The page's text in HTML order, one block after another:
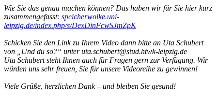
Wie Sie das genau machen können? Das haben wir für Sie hier kurz
zusammengefasst: speicherwolke.uni-
leipzig.de/index.php/s/DexDinFcwSJmZpK
Schicken Sie den Link zu Ihrem Video dann bitte an Uta Schubert
von „Und du so?“ unter uta.schubert@stud.htwk-leipzig.de
Uta Schubert steht Ihnen auch für Fragen gern zur Verfügung. Wir
würden uns sehr freuen, Sie für unsere Videoreihe zu gewinnen!
Viele Grüße, herzlichen Dank – und bleiben Sie gesund!